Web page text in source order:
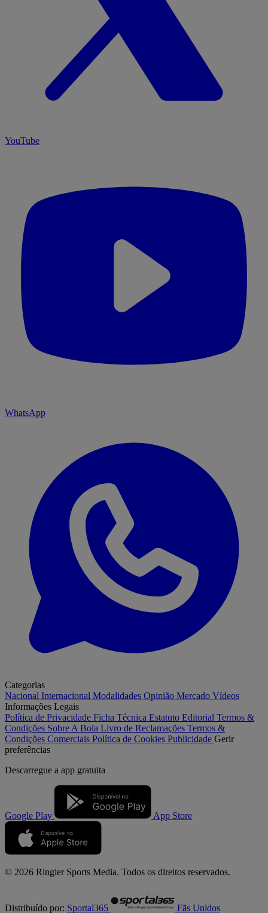
YouTube
WhatsApp
Categorias
Nacional Internacional Modalidades Opinião Mercado Vídeos
Informações Legais
Política de Privacidade Ficha Técnica Estatuto Editorial Termos &
Condições Sobre A Bola Livro de Reclamações Termos &
Condições Comerciais Política de Cookies Publicidade Gerir
preferências
Descarregue a app gratuita
Google Play App Store
© 2026 Ringier Sports Media. Todos os direitos reservados.
Distribuído por: Sportal365 Fãs Unidos